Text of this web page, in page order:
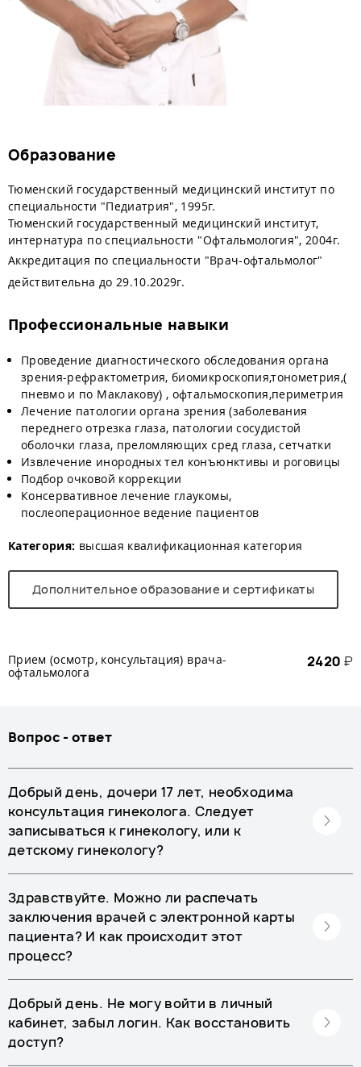
Образование
Тюменский государственный медицинский институт по
специальности "Педиатрия", 1995г.
Тюменский государственный медицинский институт,
интернатура по специальности "Офтальмология", 2004г.
Аккредитация по специальности "Врач-офтальмолог"
действительна до 29.10.2029г.
Профессиональные навыки
Проведение диагностического обследования органа
зрения-рефрактометрия, биомикроскопия,тонометрия,(
пневмо и по Маклакову) , офтальмоскопия,периметрия
Лечение патологии органа зрения (заболевания
переднего отрезка глаза, патологии сосудистой
оболочки глаза, преломляющих сред глаза, сетчатки
Извлечение инородных тел конъюнктивы и роговицы
Подбор очковой коррекции
Консервативное лечение глаукомы,
послеоперационное ведение пациентов
Категория: высшая квалификационная категория
Дополнительное образование и сертификаты
Прием (осмотр, консультация) врача-
офтальмолога
2420 ₽
Вопрос - ответ
Добрый день, дочери 17 лет, необходима
консультация гинеколога. Следует
записываться к гинекологу, или к
детскому гинекологу?
Здравствуйте. Можно ли распечать
заключения врачей с электронной карты
пациента? И как происходит этот
процесс?
Добрый день. Не могу войти в личный
кабинет, забыл логин. Как восстановить
доступ?